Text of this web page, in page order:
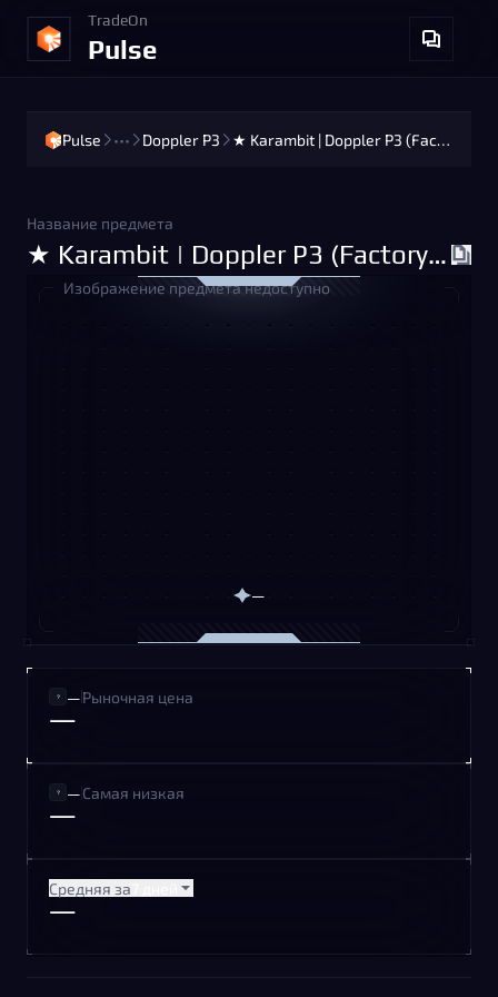
TradeOn
Pulse
Pulse ••• Doppler P3 ★ Karambit | Doppler P3 (Factory New)
Изображение предмета недоступно
—
Название предмета
★ Karambit | Doppler P3 (Factory New)
—Рыночная цена
—
—Самая низкая
—
Средняя за
—